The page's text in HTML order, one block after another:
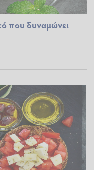
που δυναμώνει